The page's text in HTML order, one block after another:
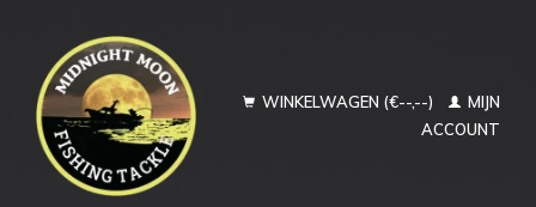
WINKELWAGEN (€--,--)
MIJN
ACCOUNT